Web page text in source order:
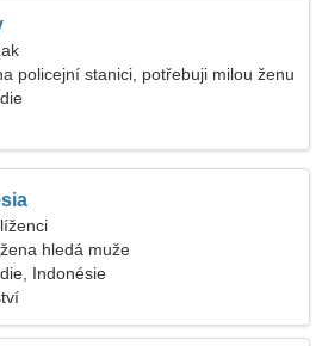
policejní stanici, potřebuji milou ženu
hledá muže
Indonésie